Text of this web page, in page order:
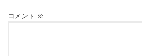
コメント ※